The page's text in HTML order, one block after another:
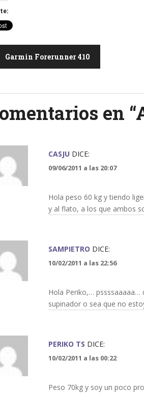
Garmin Forerunner 410
en “
CASJU DICE:
09/06/2011 a las 20:07
Hola peso 60 kg y tiendo
y al flato, a los que ambos
SAMPIETRO DICE:
10/02/2011 a las 22:56
Hola Periko,… pssssaaaaa…
supinador o sea que no
PERIKO TS DICE:
10/02/2011 a las 00:22
Peso 70kg y soy un poco